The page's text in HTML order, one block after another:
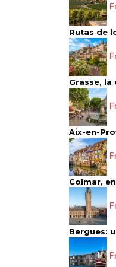
Rutas de
Grasse,
Aix-en-
Colmar,
Bergues: